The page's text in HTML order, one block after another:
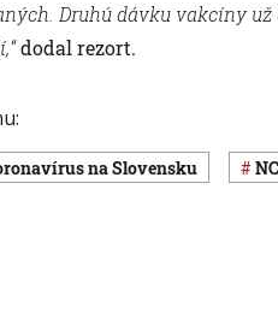
Druhú dávku vakcíny už
dodal rezort.
na Slovensku